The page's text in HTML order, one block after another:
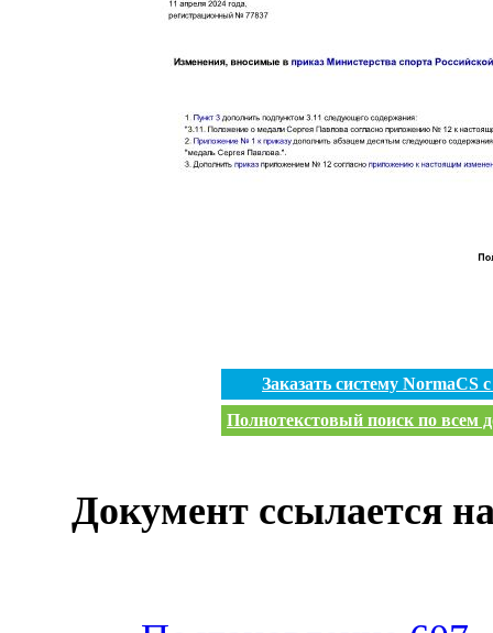
Заказать систему
Полнотекстовый поиск по всем
Документ ссылается